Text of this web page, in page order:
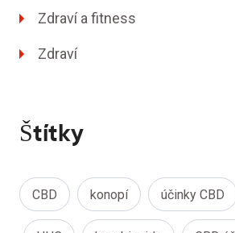
Zdraví a fitness
Zdraví
Štítky
CBD konopí účinky CBD